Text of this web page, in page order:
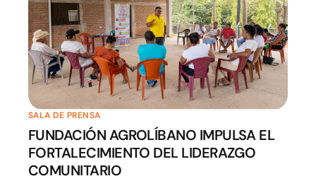
SALA DE PRENSA
FUNDACIÓN AGROLÍBANO IMPULSA EL
FORTALECIMIENTO DEL LIDERAZGO
COMUNITARIO